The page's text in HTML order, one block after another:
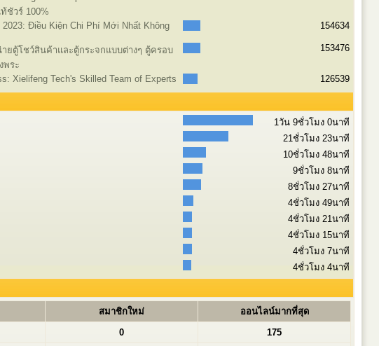
ชัวร์ 100%
2023: Điều Kiện Chi Phí Mới Nhất Không
154634
ยตู้โชว์สินค้าและตู้กระจกแบบต่างๆ ตู้ครอบ
พระ
153476
Xielifeng Tech's Skilled Team of Experts 126539
1วัน 9ชั่วโมง 0นาที
21ชั่วโมง 23นาที
10ชั่วโมง 48นาที
9ชั่วโมง 8นาที
8ชั่วโมง 27นาที
4ชั่วโมง 49นาที
4ชั่วโมง 21นาที
4ชั่วโมง 15นาที
4ชั่วโมง 7นาที
4ชั่วโมง 4นาที
สมาชิกใหม่
ออนไลน์มากที่สุด
0
175